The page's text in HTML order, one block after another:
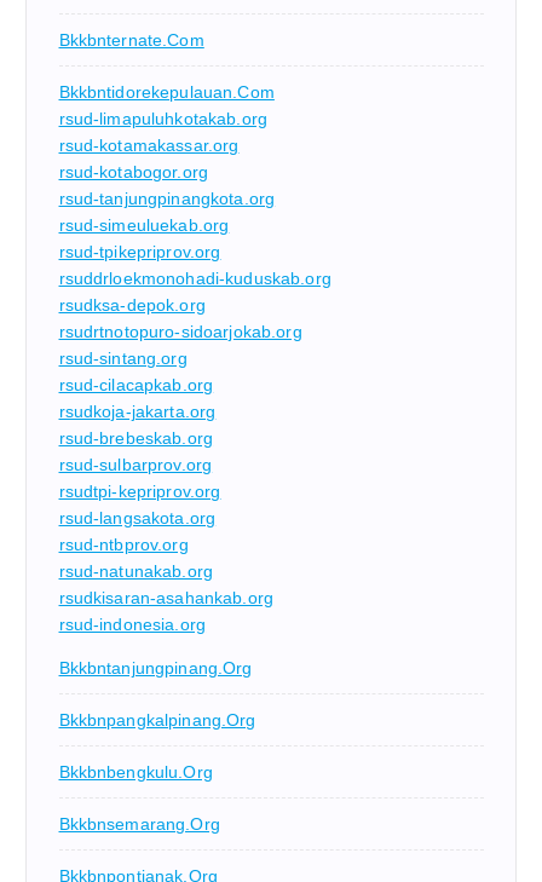
Bkkbnternate.com
Bkkbntidorekepulauan.com
rsud-limapuluhkotakab.org
rsud-kotamakassar.org
rsud-kotabogor.org
rsud-tanjungpinangkota.org
rsud-simeuluekab.org
rsud-tpikepriprov.org
rsuddrloekmonohadi-kuduskab.org
rsudksa-depok.org
rsudrtnotopuro-sidoarjokab.org
rsud-sintang.org
rsud-cilacapkab.org
rsudkoja-jakarta.org
rsud-brebeskab.org
rsud-sulbarprov.org
rsudtpi-kepriprov.org
rsud-langsakota.org
rsud-ntbprov.org
rsud-natunakab.org
rsudkisaran-asahankab.org
rsud-indonesia.org
Bkkbntanjungpinang.org
Bkkbnpangkalpinang.org
Bkkbnbengkulu.org
Bkkbnsemarang.org
Bkkbnpontianak.org